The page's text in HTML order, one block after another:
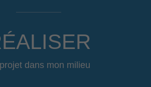
dans mon milieu